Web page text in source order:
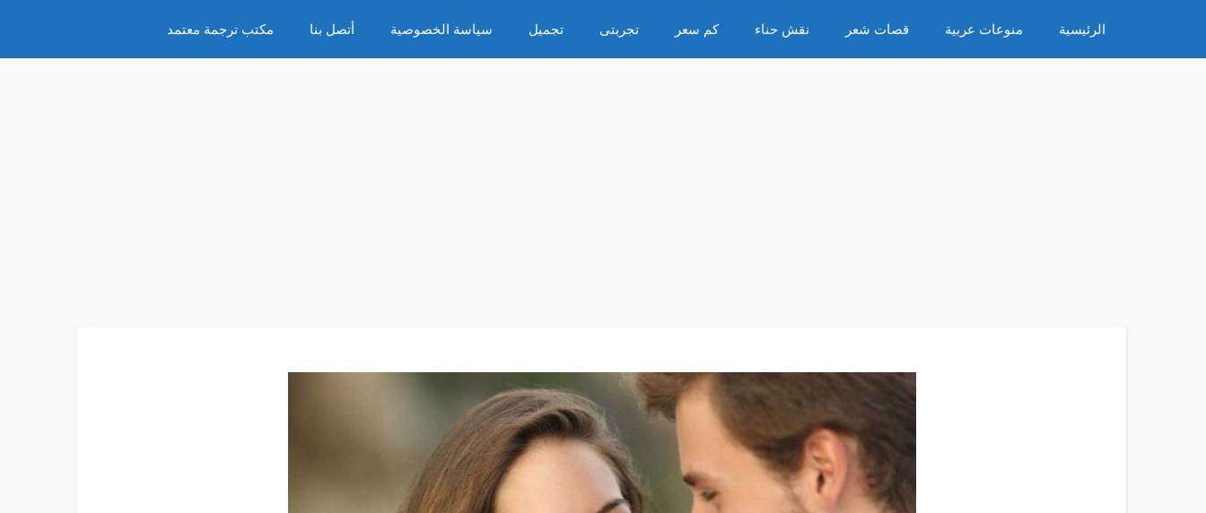
المحتوى
الرئيسية منوعات عربية قصات شعر نقش حناء كم سعر تجربتى تجميل سياسة الخصوصية أتصل بنا مكتب ترجمة معتمد